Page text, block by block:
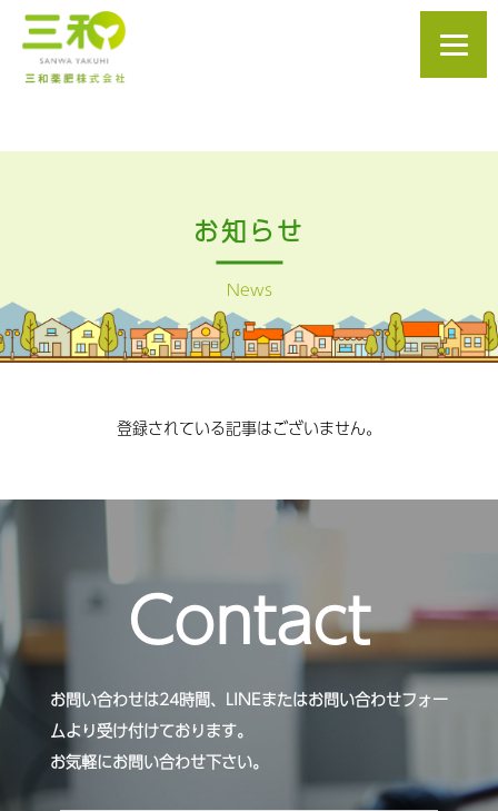
お知らせ
News
登録されている記事はございません。
Contact
お問い合わせは24時間、LINEまたはお問い合わせフォー
ムより受け付けております。
お気軽にお問い合わせ下さい。